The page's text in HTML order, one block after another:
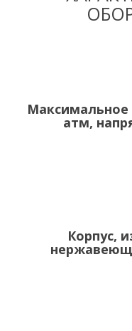
Максимальное
атм,
Корпус,